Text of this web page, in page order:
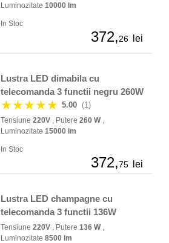
Luminozitate 10000 lm
In Stoc
372,26 lei
Lustra LED dimabila cu
telecomanda 3 functii negru 260W
★★★★★ 5.00 (1)
Tensiune 220V , Putere 260 W,
Luminozitate 15000 lm
In Stoc
372,75 lei
Lustra LED champagne cu
telecomanda 3 functii 136W
Tensiune 220V , Putere 136 W,
Luminozitate 8500 lm